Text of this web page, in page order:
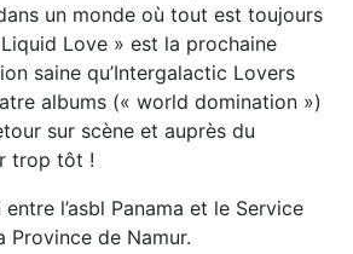
un monde où tout est toujours
Love » est la prochaine
saine qu’Intergalactic Lovers
albums (« world domination »)
sur scène et auprès du
trop tôt !
l’asbl Panama et le Service
Province de Namur.